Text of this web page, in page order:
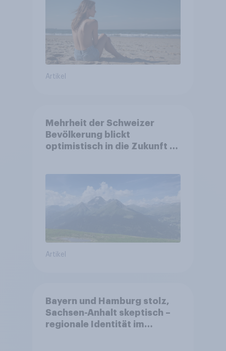
Artikel
Mehrheit der Schweizer
Bevölkerung blickt
optimistisch in die Zukunft –
Altersvorsorge
Artikel
Bayern und Hamburg stolz,
Sachsen-Anhalt skeptisch –
regionale Identität im